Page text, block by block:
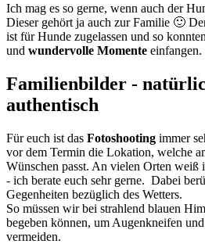
Ich mag es so gerne, wenn auch der
Dieser gehört ja auch zur Familie 🙂
ist für Hunde zugelassen und so
und wundervolle Momente einfangen.
Familienbilder -
authentisch
Für euch ist das Fotoshooting immer
vor dem Termin die Lokation, welche
Wünschen passt. An vielen Orten weiß
- ich berate euch sehr gerne. Dabei
Gegenheiten bezüglich des Wetters.
So müssen wir bei strahlend blauen
begeben können, um Augenkneifen
vermeiden.